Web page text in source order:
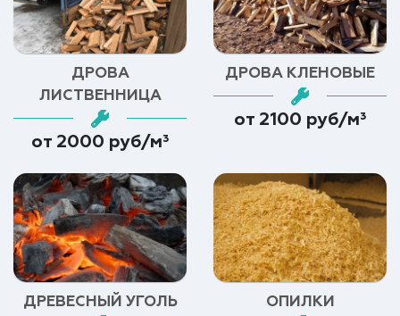
ДРОВА
ЛИСТВЕННИЦА
от 2000 руб/м³
ДРОВА КЛЕНОВЫЕ
от 2100 руб/м³
ДРЕВЕСНЫЙ УГОЛЬ ОПИЛКИ